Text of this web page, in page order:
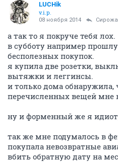
LUCHik
v.i.p.
08 ноября 2014 Сирожа
а так то я покруче тебя лох.
в субботу например
бесполезных покупок.
я купила две розетки,
вытяжки и леггинсы.
и только дома обнаружила,
перечисленных вещей мне
ну и форменный же я
так же мне подумалось в
покупала невозвратные
вбить обратную дату на